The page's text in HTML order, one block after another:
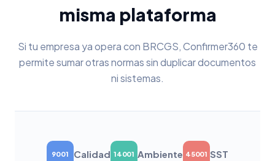
misma plataforma
Si tu empresa ya opera con BRCGS, Confirmer360 te
permite sumar otras normas sin duplicar documentos
ni sistemas.
9001 Calidad 14001 Ambiente 45001 SST